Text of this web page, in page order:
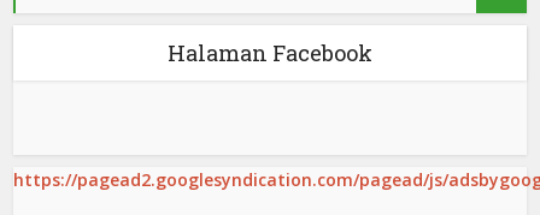
Halaman Facebook
https://pagead2.googlesyndication.com/pagead/js/